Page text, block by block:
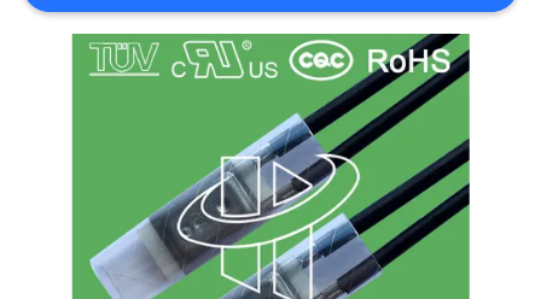
NOUVELLES